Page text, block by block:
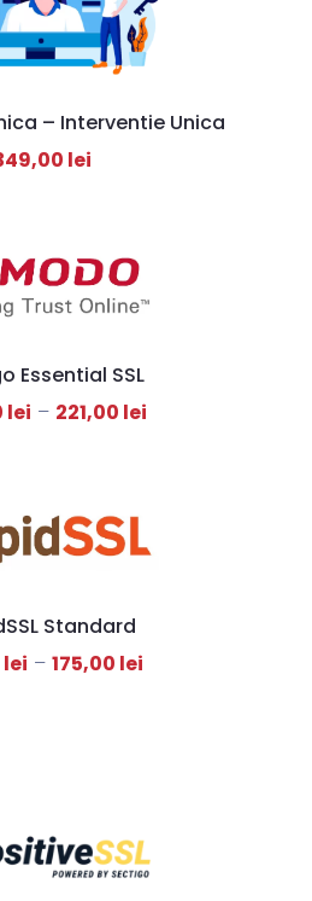
– Interventie Unica
lei
Essential SSL
lei – 221,00 lei
Standard
lei – 175,00 lei